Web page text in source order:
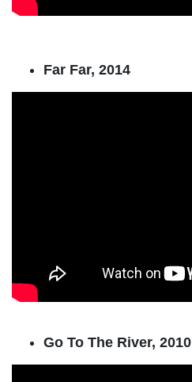
Far Far, 2014
Go To The River, 2010